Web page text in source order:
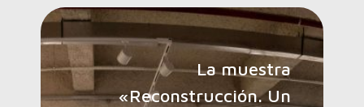
La muestra
«Reconstrucción. Un